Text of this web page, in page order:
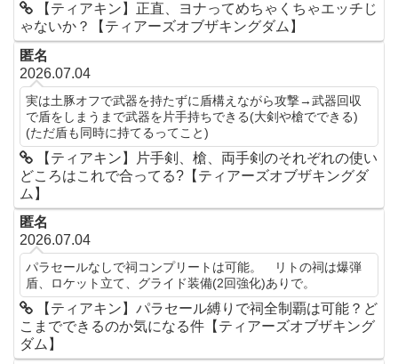
【ティアキン】正直、ヨナってめちゃくちゃエッチじ
ゃないか？【ティアーズオブザキングダム】
匿名
2026.07.04
実は土豚オフで武器を持たずに盾構えながら攻撃→武器回収
で盾をしまうまで武器を片手持ちできる(大剣や槍でできる)
(ただ盾も同時に持てるってこと)
【ティアキン】片手剣、槍、両手剣のそれぞれの使い
どころはこれで合ってる?【ティアーズオブザキングダ
ム】
匿名
2026.07.04
パラセールなしで祠コンプリートは可能。 リトの祠は爆弾
盾、ロケット立て、グライド装備(2回強化)ありで。
【ティアキン】パラセール縛りで祠全制覇は可能？ど
こまでできるのか気になる件【ティアーズオブザキング
ダム】